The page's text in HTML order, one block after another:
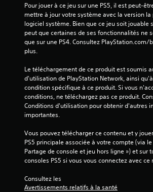
Pour jouer à ce jeu sur une PS5, il est peut-
mettre à jour votre système avec la version
logiciel système. Bien que ce jeu soit jouable
peut que certaines de ses fonctionnalités ne
que sur une PS4. Consultez PlayStation.com/
plus.
Le téléchargement de ce produit est soumis
d'utilisation de PlayStation Network, ainsi
condition spécifique à ce produit. Si vous
conditions, ne téléchargez pas ce produit.
Conditions d'utilisation pour obtenir d'autres
importantes.
Vous pouvez télécharger ce contenu et y
PS5 principale associée à votre compte (via
Partage de console et jeu hors ligne ») et sur
consoles PS5 si vous vous connectez avec
Consultez les
Avertissements relatifs à la santé